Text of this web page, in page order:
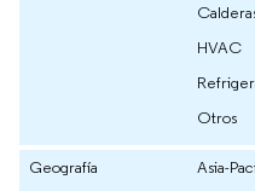
HVAC
Otros
Geografía Asia-